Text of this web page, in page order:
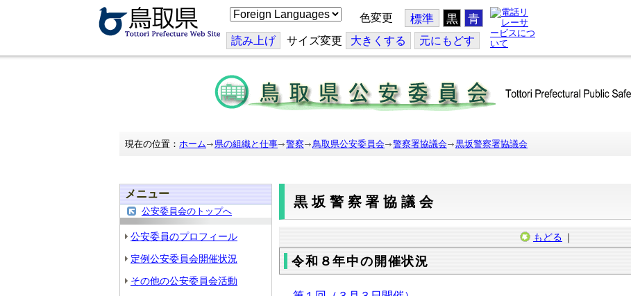
こ
の
ジ
を
訳
す
る
色変更 標準 黒 青
読み上げ サイズ変更 大きくする 元にもどす
現在の位置： ホーム 県の組織と仕事 警察 鳥取県公安委員会 警察署協議会 黒坂警察署協議会
メニュー
公安委員会のトップへ
公安委員のプロフィール
定例公安委員会開催状況
その他の公安委員会活動
黒坂警察署協議会
もどる ｜
令和８年中の開催状況